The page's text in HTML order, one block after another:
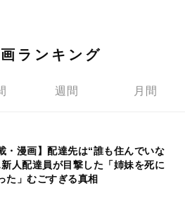
ランキング
週間 月間
・漫画】配達先は“誰も住んでいな
人配達員が目撃した「姉妹を死に
た」むごすぎる真相